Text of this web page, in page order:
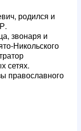
родился и
звонаря и
Никольского
сетях.
православного